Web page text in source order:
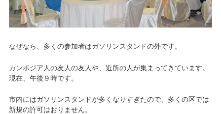
なぜなら、多くの参加者はガソリンスタンドの外です。
カンボジア人の友人の友人や、近所の人が集まってきています。
現在、午後９時です。
市内にはガソリンスタンドが多くなりすぎたので、多くの区では
新規の許可はおりません。